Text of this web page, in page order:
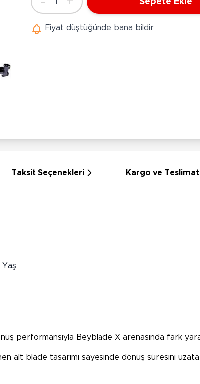
Bebek Araç Gereçleri
Ürünleri
Akülü Araçlar
Bin Git Araçlar
Adet
1 Sepete Ekle
Fiyat düştüğünde bana bildir
Taksit Seçenekleri Kargo ve Teslimat
Yaş
performansıyla Beyblade X arenasında fark
alt blade tasarımı sayesinde dönüş süresini